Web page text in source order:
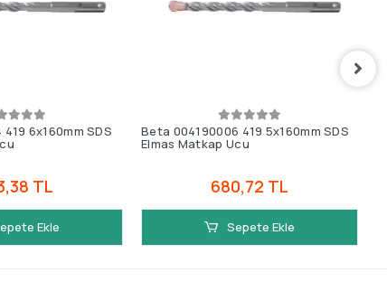
6x160mm SDS
TL
Ekle
Beta 004190006 419 5x160mm SDS
Elmas Matkap Ucu
680,72 TL
Sepete Ekle